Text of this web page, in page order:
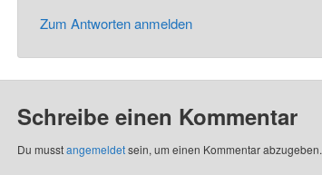
Zum Antworten anmelden
Schreibe einen Kommentar
Du musstangemeldetsein, um einen Kommentar abzugeben.